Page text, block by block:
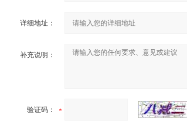
详细地址：
补充说明：
验证码：